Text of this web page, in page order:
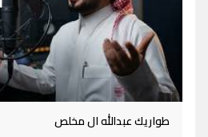
طواريك عبدالله ال مخلص